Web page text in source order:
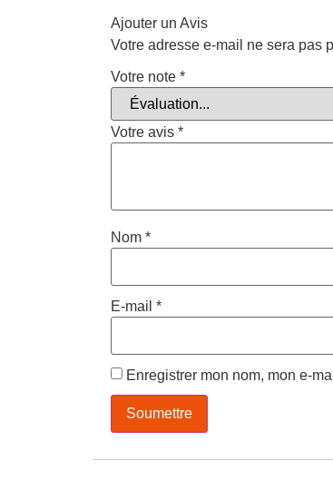
Ajouter un Avis
Votre adresse e-mail ne sera pas
Votre note *
Votre avis *
Nom *
E-mail *
Enregistrer mon nom, mon e-